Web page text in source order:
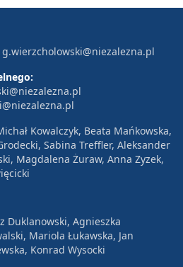
g.wierzcholowski@niezalezna.pl
Kowalczyk, Beata Mańkowska,
Sabina Treffler, Aleksander
Magdalena Żuraw, Anna Zyzek,
Duklanowski, Agnieszka
Mariola Łukawska, Jan
Konrad Wysocki